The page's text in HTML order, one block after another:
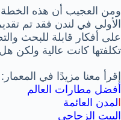
ومن العجيب أن هذه الخطة
على أفكار قابلة للبحث
تكلفتها كانت عالية ولكن
إقرأ معنا مزيدًا في المعمار:
أفضل مطارات العالم
المدن العائمة
البيت الزجاجي